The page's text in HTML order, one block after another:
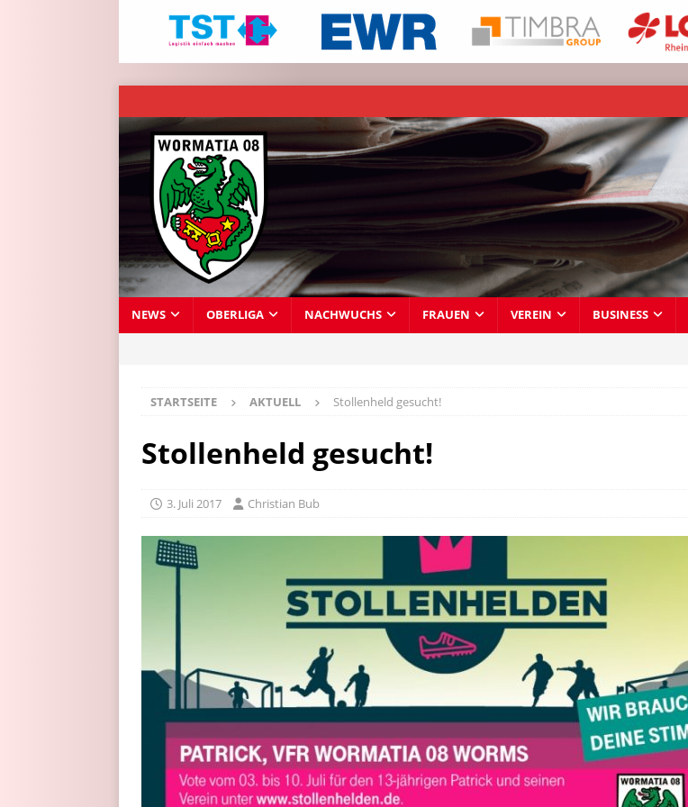
NEWS OBERLIGA NACHWUCHS FRAUEN VEREIN BUSINESS
STARTSEITE AKTUELL Stollenheld gesucht!
Stollenheld gesucht!
3. Juli 2017 Christian Bub